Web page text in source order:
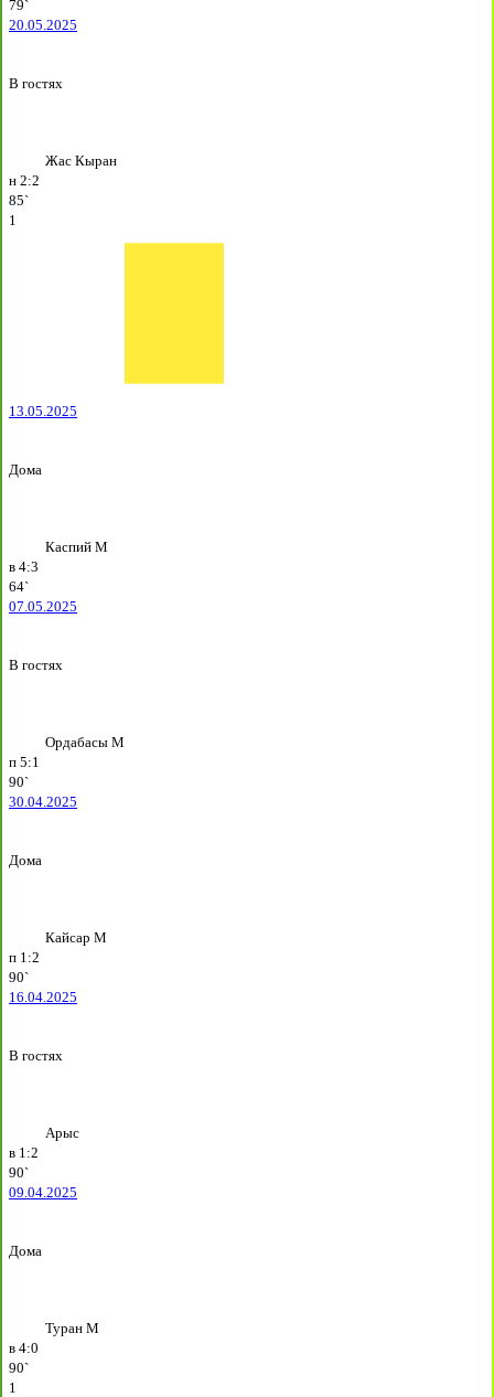
79`
20.05.2025
В гостях
Жас Кыран
н 2:2
85`
1
13.05.2025
Дома
Каспий М
в 4:3
64`
07.05.2025
В гостях
Ордабасы М
п 5:1
90`
30.04.2025
Дома
Кайсар М
п 1:2
90`
16.04.2025
В гостях
Арыс
в 1:2
90`
09.04.2025
Дома
Туран М
в 4:0
90`
1